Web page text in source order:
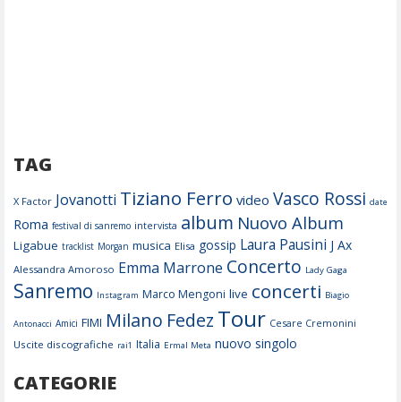
TAG
X Factor Jovanotti Tiziano Ferro video Vasco Rossi date
Roma festival di sanremo intervista album Nuovo Album
Ligabue tracklist Morgan musica Elisa gossip Laura Pausini J Ax
Alessandra Amoroso Emma Marrone Concerto Lady Gaga
Sanremo Instagram Marco Mengoni live concerti Biagio
Antonacci Amici FIMI Milano Fedez Tour Cesare Cremonini
Uscite discografiche rai1 Italia Ermal Meta nuovo singolo
CATEGORIE